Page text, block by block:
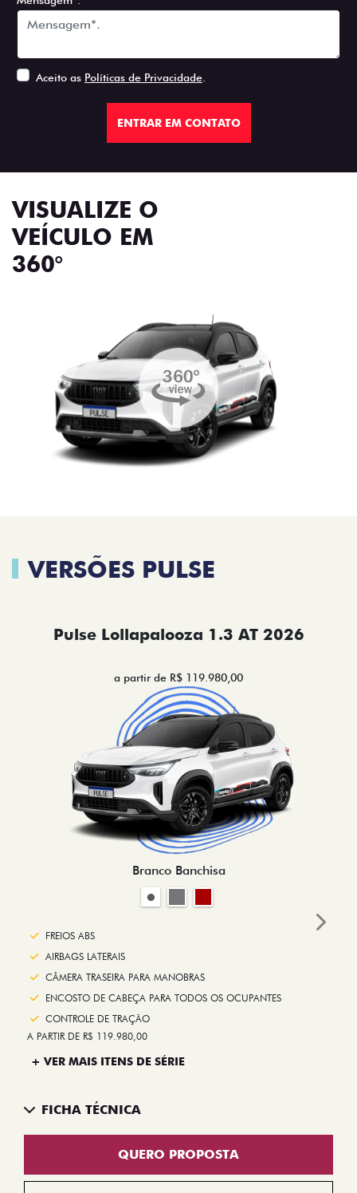
Aceito as Políticas de Privacidade
ENTRAR EM CONTATO
VISUALIZE O
VEÍCULO EM
360°
VERSÕES PULSE
Pulse Lollapalooza 1.3 AT 2026
a partir de R$ 119.980,00
Branco Banchisa
FREIOS ABS
AIRBAGS LATERAIS
CÂMERA TRASEIRA PARA MANOBRAS
ENCOSTO DE CABEÇA PARA TODOS OS OCUPANTES
CONTROLE DE TRAÇÃO
A PARTIR DE R$ 119.980,00
+ VER MAIS ITENS DE SÉRIE
FICHA TÉCNICA
QUERO PROPOSTA
Next